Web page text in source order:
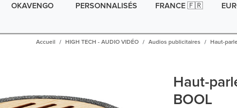
OKAVENGO
PERSONNALISÉS
FRANCE 🇫🇷
Accueil HIGH TECH - AUDIO VIDÉO Audios publicitaires Haut-
Haut-
BOOL